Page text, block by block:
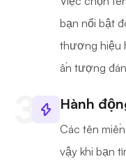
bạn nổi bật
thương hiệu
ấn tượng
Hành
Các tên
vậy khi bạn